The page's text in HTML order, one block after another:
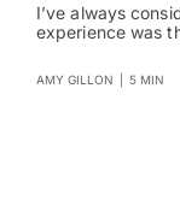
I’ve always
experience was
AMY GILLON 5 MIN